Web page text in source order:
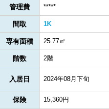
管理費 *****
間取 1K
専有面積 25.77㎡
階数 2階
入居日 2024年08月下旬
保険 15,360円